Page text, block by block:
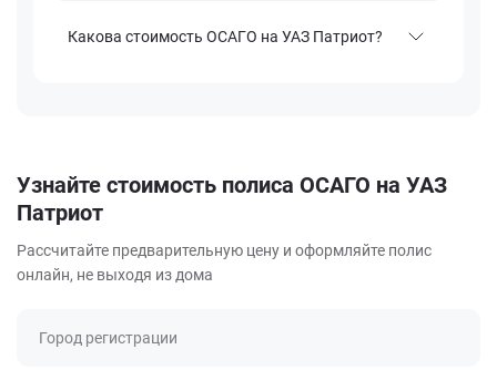
Какова стоимость ОСАГО на УАЗ Патриот?
Узнайте стоимость полиса ОСАГО на УАЗ
Патриот
Рассчитайте предварительную цену и оформляйте полис
онлайн, не выходя из дома
Город регистрации